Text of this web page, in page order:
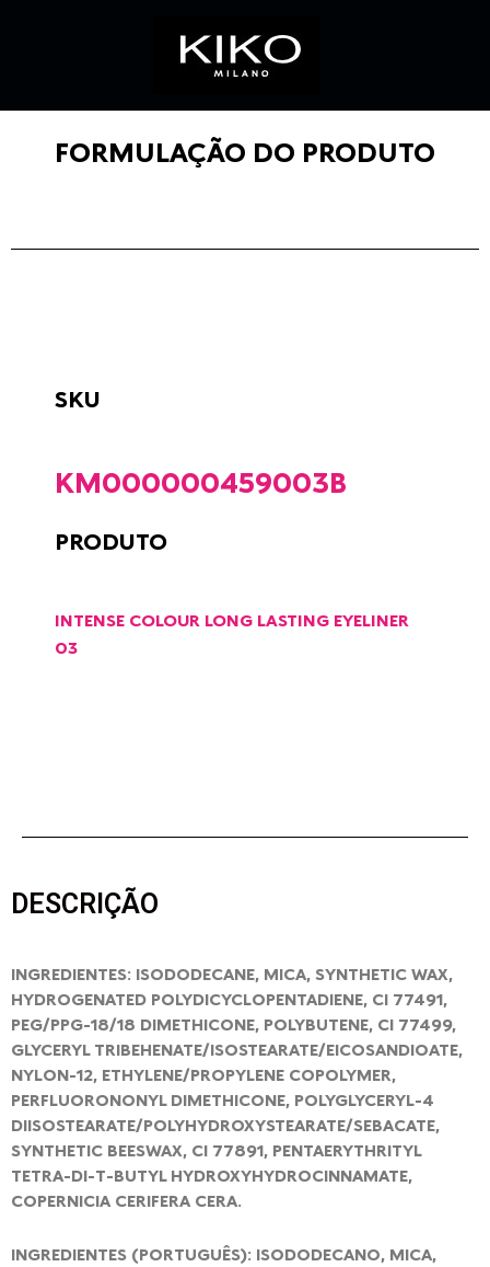
FORMULAÇÃO DO PRODUTO
SKU
KM000000459003B
PRODUTO
INTENSE COLOUR LONG LASTING EYELINER
03
DESCRIÇÃO
INGREDIENTES: ISODODECANE, MICA, SYNTHETIC WAX,
HYDROGENATED POLYDICYCLOPENTADIENE, CI 77491,
PEG/PPG-18/18 DIMETHICONE, POLYBUTENE, CI 77499,
GLYCERYL TRIBEHENATE/ISOSTEARATE/EICOSANDIOATE,
NYLON-12, ETHYLENE/PROPYLENE COPOLYMER,
PERFLUORONONYL DIMETHICONE, POLYGLYCERYL-4
DIISOSTEARATE/POLYHYDROXYSTEARATE/SEBACATE,
SYNTHETIC BEESWAX, CI 77891, PENTAERYTHRITYL
TETRA-DI-T-BUTYL HYDROXYHYDROCINNAMATE,
COPERNICIA CERIFERA CERA.
INGREDIENTES (PORTUGUÊS): ISODODECANO, MICA,